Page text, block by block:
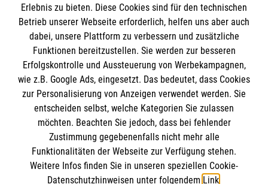
Informationen
Impressum
Datenschutz
Kontakt
Barrierefreiheit
Die Malteser
Malteser in Deutschland
Malteserorden
Sharepoint
Spendenkonto
Erlebnis zu bieten. Diese Cookies sind für den technischen
Betrieb unserer Webseite erforderlich, helfen uns aber auch
dabei, unsere Plattform zu verbessern und zusätzliche
Funktionen bereitzustellen. Sie werden zur besseren
Erfolgskontrolle und Aussteuerung von Werbekampagnen,
wie z.B. Google Ads, eingesetzt. Das bedeutet, dass Cookies
zur Personalisierung von Anzeigen verwendet werden. Sie
entscheiden selbst, welche Kategorien Sie zulassen
möchten. Beachten Sie jedoch, dass bei fehlender
Zustimmung gegebenenfalls nicht mehr alle
Funktionalitäten der Webseite zur Verfügung stehen.
Weitere Infos finden Sie in unseren speziellen Cookie-
Datenschutzhinweisen unter folgendem Link.